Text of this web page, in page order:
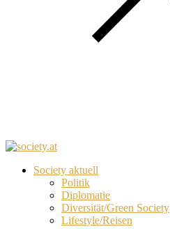
Society aktuell
Politik
Diplomatie
Diversität/Green Society
Lifestyle/Reisen